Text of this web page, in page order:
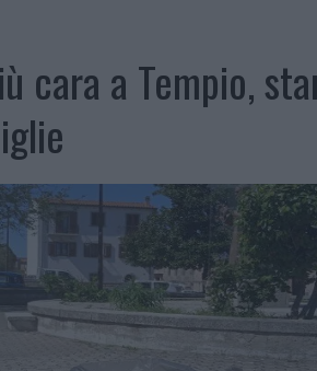
PER COMPARSE IN COSTA SMERALDA
cara a Tempio,